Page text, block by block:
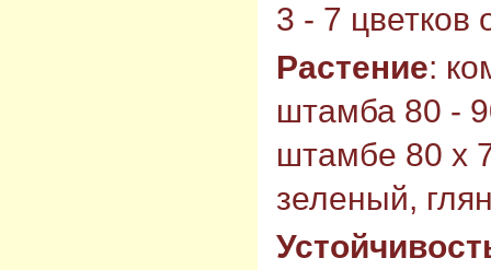
3 - 7 цветков
Растение:
штамба 80 -
штамбе 80 х
зеленый,